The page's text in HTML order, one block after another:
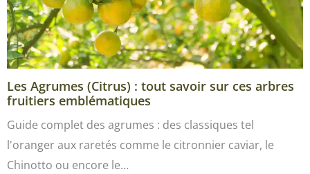
Les Agrumes (Citrus) : tout savoir sur ces arbres
fruitiers emblématiques
Guide complet des agrumes : des classiques tel
l'oranger aux raretés comme le citronnier caviar, le
Chinotto ou encore le…